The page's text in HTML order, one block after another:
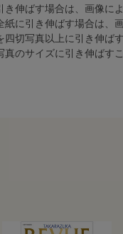
伸ばす場合は、画像に
に引き伸ばす場合は、
切写真以上に引き伸ば
のサイズに引き伸ばす